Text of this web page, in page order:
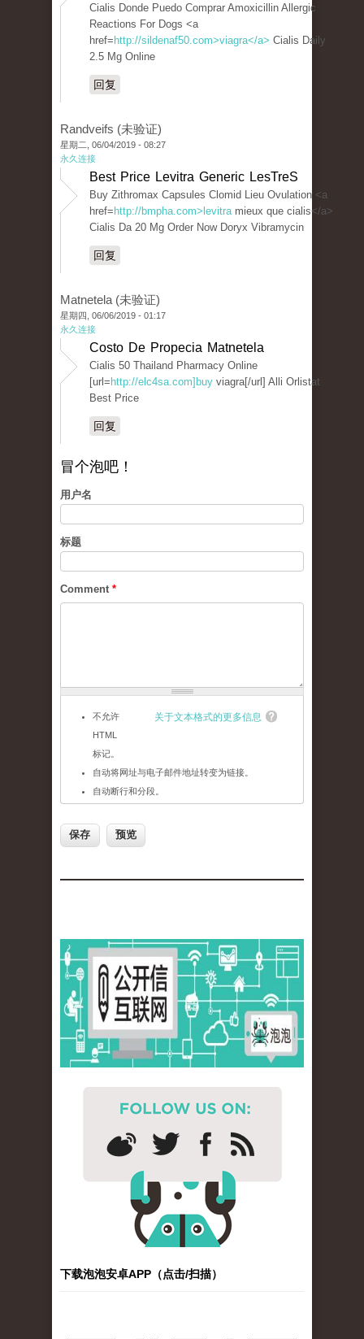
Cialis Donde Puedo Comprar Amoxicillin Allergic
Reactions For Dogs <a
href= http://sildenaf50.com>viagra</a> Cialis Daily
2.5 Mg Online
回复
Randveifs (未验证)
星期二, 06/04/2019 - 08:27
永久连接
Best Price Levitra Generic LesTreS
Buy Zithromax Capsules Clomid Lieu Ovulation <a
href= http://bmpha.com>levitramieux que cialis</a>
Cialis Da 20 Mg Order Now Doryx Vibramycin
回复
Matnetela (未验证)
星期四, 06/06/2019 - 01:17
永久连接
Costo De Propecia Matnetela
Cialis 50 Thailand Pharmacy Online
[url= http://elc4sa.com]buy viagra[/url] Alli Orlistat
Best Price
回复
冒个泡吧！
用户名
标题
Comment *
关于文本格式的更多信息
不允许
HTML
标记。
自动将网址与电子邮件地址转变为链接。
自动断行和分段。
下载泡泡安卓APP（点击/扫描）